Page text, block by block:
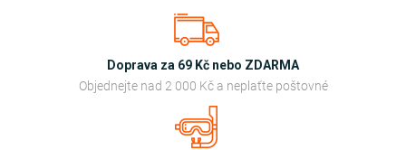
Doprava za 69 Kč nebo ZDARMA
Objednejte nad 2 000 Kč a neplaťte poštovné